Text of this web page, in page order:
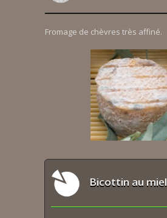
Fromage de chèvres très affiné.
Bicottin au miel